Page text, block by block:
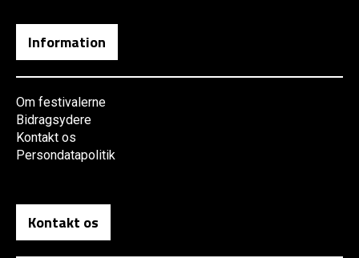
Information
Om festivalerne
Bidragsydere
Kontakt os
Persondatapolitik
Kontakt os